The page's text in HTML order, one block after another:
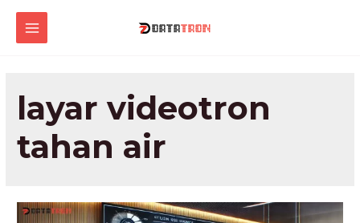
Lewati
MAIN
layar videotron
tahan air